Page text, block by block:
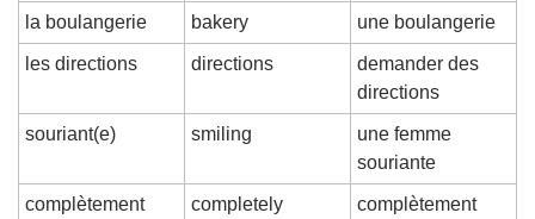
la boulangerie bakery une boulangerie
les directions directions
demander des
directions
souriant(e) smiling
une femme
souriante
complètement completely
complètement